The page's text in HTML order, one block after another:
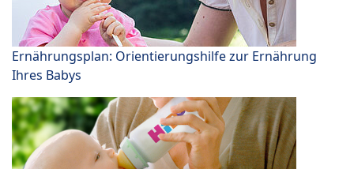
Ernährungsplan: Orientierungshilfe zur Ernährung
Ihres Babys